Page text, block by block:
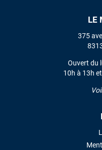
LE
375
Ouvert du
10h à 13h
VOIR